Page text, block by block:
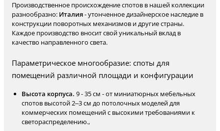
Производственное происхождение спотов в нашей коллекции
разнообразно: Италия- утонченное дизайнерское наследие в
конструкции поворотных механизмов и другие страны.
Каждое производство вносит свой уникальный вклад в
качество направленного света.
Параметрическое многообразие: споты для
помещений различной площади и конфигурации
Высота корпуса. 9 - 35 см - от миниатюрных мебельных
спотов высотой 2–3 см до потолочных моделей для
коммерческих помещений с высокими требованиями к
светораспределению.,